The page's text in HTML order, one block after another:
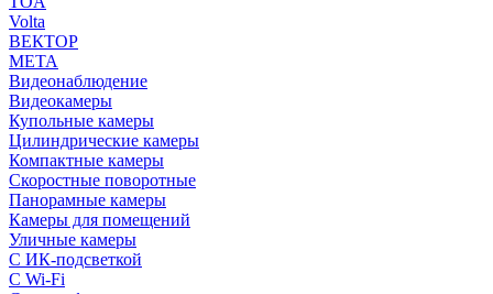
Volta
ВЕКТОР
МЕТА
Видеонаблюдение
Видеокамеры
Купольные камеры
Цилиндрические камеры
Компактные камеры
Скоростные поворотные
Панорамные камеры
Камеры для помещений
Уличные камеры
С ИК-подсветкой
С Wi-Fi